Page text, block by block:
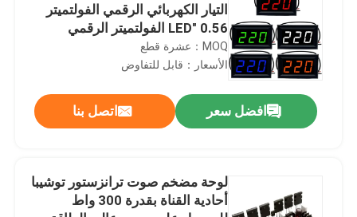
التيار الكهربائي الرقمي الفولتميتر
0.56 "LED الفولتميتر الرقمي
MOQ：عشرة قطع
الأسعار：قابل للتفاوض
افضل سعر اتصل بنا
لوحة مضخم صوت ترانزستور توشيبا
أحادية القناة بقدرة 300 واط